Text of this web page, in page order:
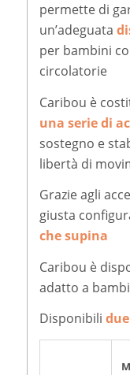
permette di
un’adeguata
per bambini
circolatorie
Caribou è
una serie di
sostegno e
libertà di
Grazie agli
giusta
che supina
Caribou è
adatto a
Disponibili